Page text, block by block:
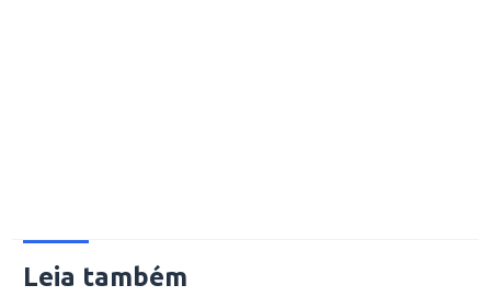
Leia também